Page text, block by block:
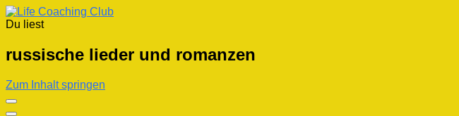
Du liest
russische lieder und romanzen
Zum Inhalt springen